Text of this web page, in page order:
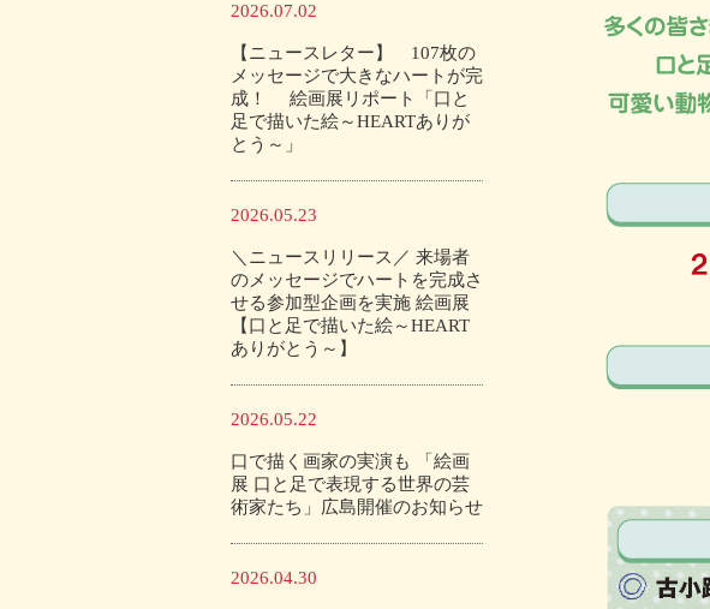
2026.07.02
【ニュースレター】 107枚の
メッセージで大きなハートが完
成！ 絵画展リポート「口と
足で描いた絵～HEARTありが
とう～」
2026.05.23
＼ニュースリリース／ 来場者
のメッセージでハートを完成さ
せる参加型企画を実施 絵画展
【口と足で描いた絵～HEART
ありがとう～】
2026.05.22
口で描く画家の実演も 「絵画
展 口と足で表現する世界の芸
術家たち」広島開催のお知らせ
2026.04.30